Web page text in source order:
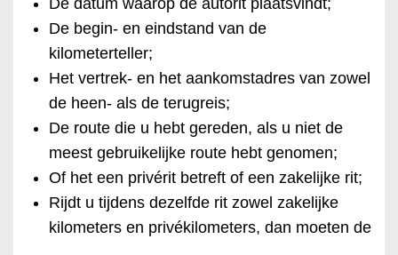
De datum waarop de autorit plaatsvindt;
De begin- en eindstand van de
kilometerteller;
Het vertrek- en het aankomstadres van zowel
de heen- als de terugreis;
De route die u hebt gereden, als u niet de
meest gebruikelijke route hebt genomen;
Of het een privérit betreft of een zakelijke rit;
Rijdt u tijdens dezelfde rit zowel zakelijke
kilometers en privékilometers, dan moeten de